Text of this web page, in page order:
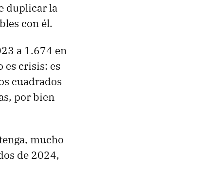
duplicar la
con él.
a 1.674 en
es crisis: es
cuadrados
por bien
mucho
de 2024,